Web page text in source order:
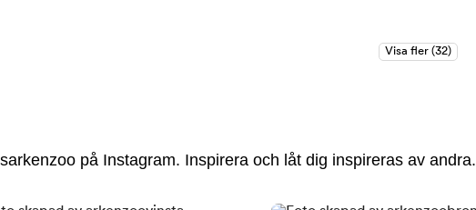
på Instagram. Inspirera och låt dig inspireras av andra.